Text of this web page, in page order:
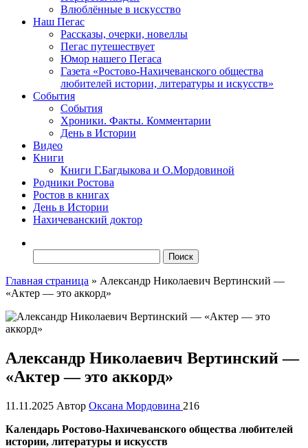
Влюблённые в искусство
Наш Пегас
Рассказы, очерки, новеллы
Пегас путешествует
Юмор нашего Пегаса
Газета «Ростово-Нахичеванского общества
любителей истории, литературы и искусств»
События
События
Хроники. Факты. Комментарии
День в Истории
Видео
Книги
Книги Г.Багдыкова и О.Мордовиной
Родники Ростова
Ростов в книгах
День в Истории
Нахичеванский доктор
Главная страница » Александр Николаевич Вертинский —
«Актер — это аккорд»
Александр Николаевич Вертинский —
«Актер — это аккорд»
11.11.2025 Автор Оксана Мордовина 216
Календарь Ростово-Нахичеванского общества любителей
истории, литературы и искусств